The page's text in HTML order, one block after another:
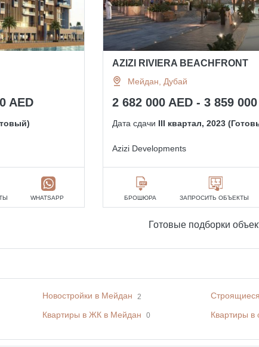
AED
WHATSAPP
AZIZI RIVIERA BEACHFRONT
Мейдан, Дубай
2 682 000 AED - 3 859
Дата сдачи III квартал, 2023
Azizi Developments
БРОШЮРА ЗАПРОСИТЬ ОБЪЕКТЫ
Готовые подборки
Новостройки в Мейдан 2
Квартиры в ЖК в Мейдан 0 Квартиры